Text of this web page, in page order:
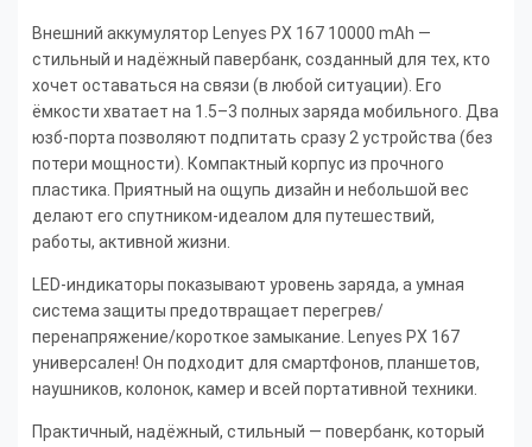
Внешний аккумулятор Lenyes PX 167 10000 mAh —
стильный и надёжный павербанк, созданный для тех, кто
хочет оставаться на связи (в любой ситуации). Его
ёмкости хватает на 1.5–3 полных заряда мобильного. Два
юзб-порта позволяют подпитать сразу 2 устройства (без
потери мощности). Компактный корпус из прочного
пластика. Приятный на ощупь дизайн и небольшой вес
делают его спутником-идеалом для путешествий,
работы, активной жизни.
LED-индикаторы показывают уровень заряда, а умная
система защиты предотвращает перегрев/
перенапряжение/короткое замыкание. Lenyes PX 167
универсален! Он подходит для смартфонов, планшетов,
наушников, колонок, камер и всей портативной техники.
Практичный, надёжный, стильный — повербанк, который